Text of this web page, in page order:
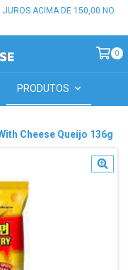
JUROS ACIMA DE 150,00 NO
0
PRODUTOS
Cheese Queijo 136g